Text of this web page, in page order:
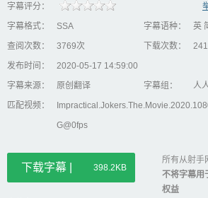
字幕评分：
字幕格式：
SSA 字幕语种：
英
查阅次数：
3769次 下载次数：
发布时间：
2020-05-17 14:59:00
字幕来源：
原创翻译 字幕组： 人
匹配视频：
G@0fps
下载字幕 | 398.2KB
所有从射手
不将字幕用
权益